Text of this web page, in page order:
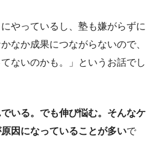
やっているし、塾も嫌がらずに
なか成果につながらないので、
ないのかも。」というお話でし
いる。でも伸び悩む。そんなケ
因になっていることが多いで